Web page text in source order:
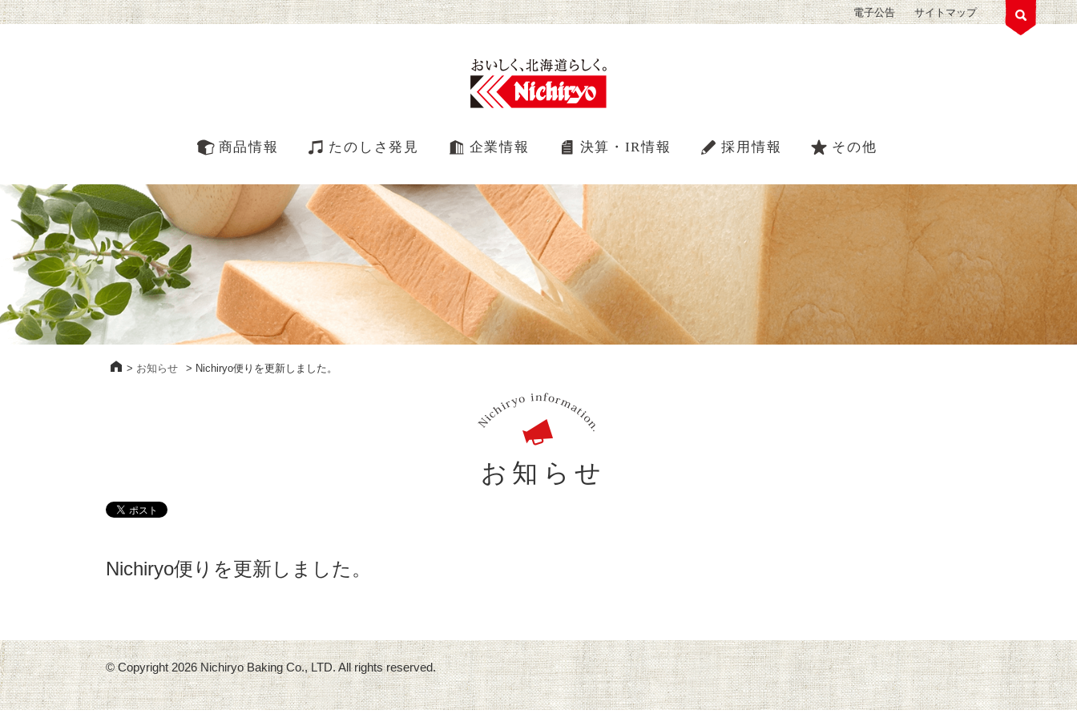
商品情報 たのしさ発見 企業情報 決算・IR情報 採用情報 その他
電子公告 サイトマップ
> お知らせ > Nichiryo便りを更新しました。
お知らせ
Nichiryo便りを更新しました。
© Copyright2026 Nichiryo Baking Co., LTD. All rights reserved.